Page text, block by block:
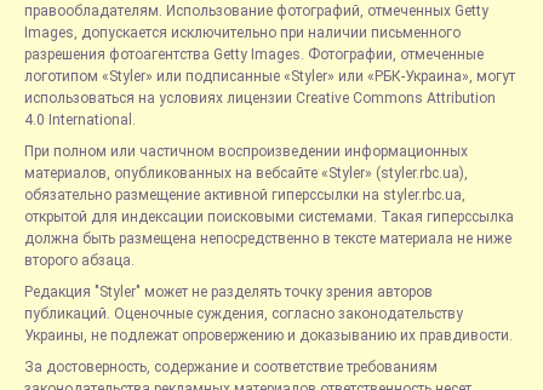
правообладателям. Использование фотографий, отмеченных Getty
Images, допускается исключительно при наличии письменного
разрешения фотоагентства Getty Images. Фотографии, отмеченные
логотипом «Styler» или подписанные «Styler» или «РБК-Украина», могут
использоваться на условиях лицензии Creative Commons Attribution
4.0 International.
При полном или частичном воспроизведении информационных
материалов, опубликованных на вебсайте «Styler» (styler.rbc.ua),
обязательно размещение активной гиперссылки на styler.rbc.ua,
открытой для индексации поисковыми системами. Такая гиперссылка
должна быть размещена непосредственно в тексте материала не ниже
второго абзаца.
Редакция "Styler" может не разделять точку зрения авторов
публикаций. Оценочные суждения, согласно законодательству
Украины, не подлежат опровержению и доказыванию их правдивости.
За достоверность, содержание и соответствие требованиям